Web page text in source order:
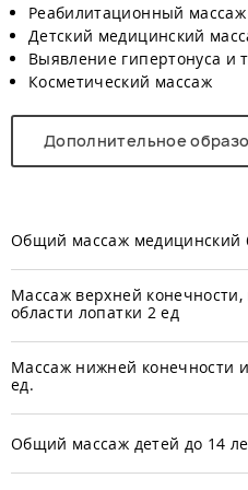
Реабилитационный
Детский медицинский
Выявление гипертонуса и
Косметический массаж
Дополнительное
Общий массаж медицинский
Массаж верхней
области лопатки 2 ед
Массаж нижней конечности
ед.
Общий массаж детей до 14